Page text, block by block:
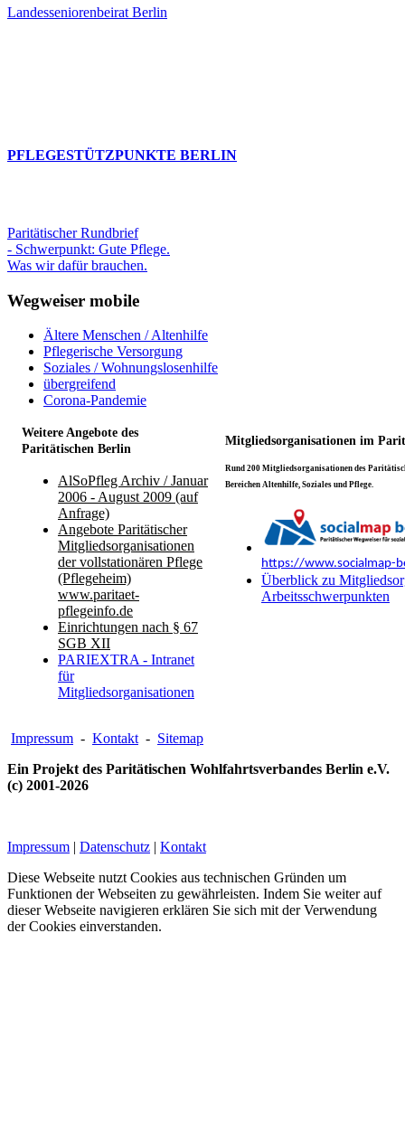
Landesseniorenbeirat Berlin
PFLEGESTÜTZPUNKTE BERLIN
Paritätischer Rundbrief
- Schwerpunkt: Gute Pflege.
Was wir dafür brauchen.
Wegweiser mobile
Ältere Menschen / Altenhilfe
Pflegerische Versorgung
Soziales / Wohnungslosenhilfe
übergreifend
Corona-Pandemie
Weitere Angebote des
Paritätischen Berlin
Mitgliedsorganisationen im
AlSoPfleg Archiv / Januar
2006 - August 2009 (auf
Anfrage)
Angebote Paritätischer
Mitgliedsorganisationen
der vollstationären Pflege
(Pflegeheim)
www.paritaet-
pflegeinfo.de
Einrichtungen nach § 67
SGB XII
PARIEXTRA - Intranet
für
Mitgliedsorganisationen
Rund 200 Mitgliedsorganisationen des
Bereichen Altenhilfe, Soziales und Pflege.
https://www.socialmap-
Überblick zu
Arbeitsschwerpunkten
Impressum - Kontakt - Sitemap
Ein Projekt des Paritätischen Wohlfahrtsverbandes Berlin e.V.
(c) 2001-2026
Impressum | Datenschutz | Kontakt
Diese Webseite nutzt Cookies aus technischen Gründen um
Funktionen der Webseiten zu gewährleisten. Indem Sie weiter auf
dieser Webseite navigieren erklären Sie sich mit der Verwendung
der Cookies einverstanden.